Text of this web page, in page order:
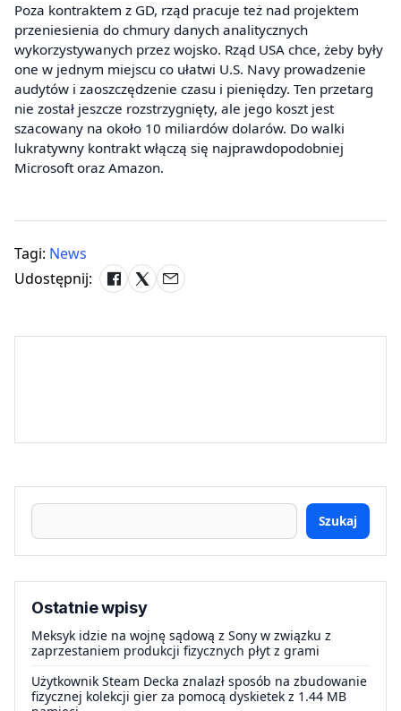
Poza kontraktem z GD, rząd pracuje też nad projektem
przeniesienia do chmury danych analitycznych
wykorzystywanych przez wojsko. Rząd USA chce, żeby były
one w jednym miejscu co ułatwi U.S. Navy prowadzenie
audytów i zaoszczędzenie czasu i pieniędzy. Ten przetarg
nie został jeszcze rozstrzygnięty, ale jego koszt jest
szacowany na około 10 miliardów dolarów. Do walki
lukratywny kontrakt włączą się najprawdopodobniej
Microsoft oraz Amazon.
Tagi: News
Udostępnij:
Szukaj
Ostatnie wpisy
Meksyk idzie na wojnę sądową z Sony w związku z
zaprzestaniem produkcji fizycznych płyt z grami
Użytkownik Steam Decka znalazł sposób na zbudowanie
fizycznej kolekcji gier za pomocą dyskietek z 1.44 MB